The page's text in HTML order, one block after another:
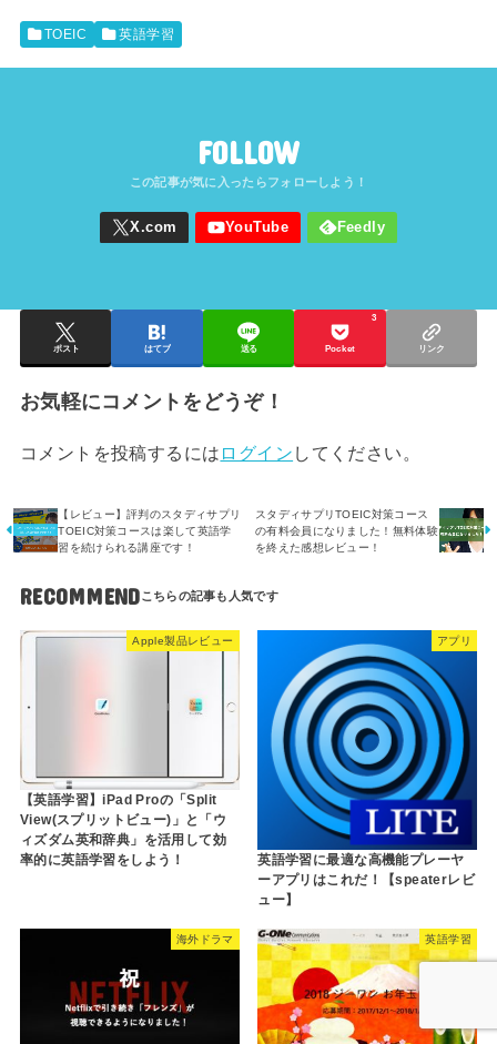
TOEIC 英語学習
FOLLOW
ポスト はてブ 送る Pocket
3
リンク
お気軽にコメントをどうぞ！
コメントを投稿するには ログイン してください。
【レビュー】評判のスタディサプリ
TOEIC対策コースは楽して英語学
習を続けられる講座です！
スタディサプリTOEIC対策コース
の有料会員になりました！無料体験
を終えた感想レビュー！
RECOMMEND
Apple製品レビュー
【英語学習】iPad Proの「Split
View(スプリットビュー)」と「ウ
ィズダム英和辞典」を活用して効
率的に英語学習をしよう！
アプリ
英語学習に最適な高機能プレーヤ
ーアプリはこれだ！【speaterレビ
ュー】
海外ドラマ 英語学習